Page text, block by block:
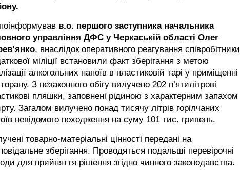
в.о. першого заступника начальника
управління ДФС у Черкаській області Олег
, внаслідок оперативного реагування співробітники
міліції встановили факт зберігання з метою
алкогольних напоїв в пластиковій тарі у приміщенні
З незаконного обігу вилучено 202 п’ятилітрові
пляшки, заповнені рідиною з характерним запахом
Загалом вилучено понад тисячу літрів горілчаних
невідомого походження на суму 101 тис. гривень.
товарно-матеріальні цінності передані на
зберігання. Проводяться подальші перевірочні
для прийняття рішення згідно чинного законодавства.